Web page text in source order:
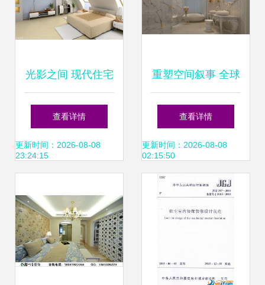
光影之间 现代住宅
的奢华与生活艺术
查看详情
更新时间：2026-08-08
23:24:15
重塑空间叙事 全球
顶尖酒店设计师及
其标志性作品
查看详情
更新时间：2026-08-08
02:15:50